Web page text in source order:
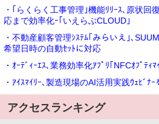
・｢らくらく工事管理｣機能ﾘﾘｰｽ､原状回
応まで効率化ｰ｢いえらぶCLOUD｣
・不動産顧客管理ｼｽﾃﾑ｢みらいえ｣､
希望日時の自動ｾｯﾄに対応
・ｵｰﾃﾞｨｰｴｽ､業務効率化ｱﾌﾟﾘ｢NFCｵﾌﾟﾃｨ
・ｱｲｽﾏｲﾘｰ､製造現場のAI活用実践ｳｪﾋﾞﾅｰ
アクセスランキング